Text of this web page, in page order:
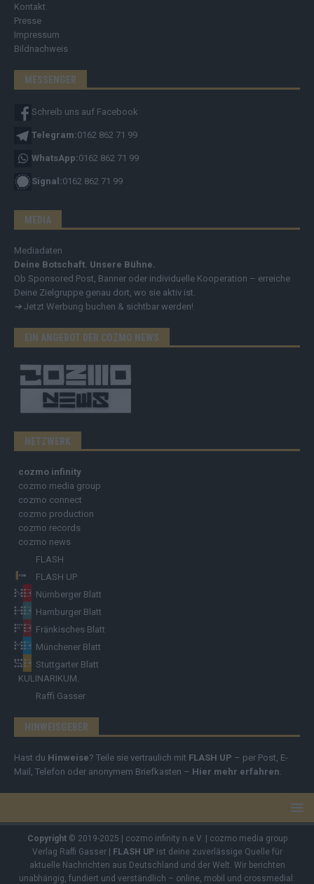
Kontakt
Presse
Impressum
Bildnachweis
MESSENGER
Schreib uns auf Facebook
Telegram:0162 862 71 99
WhatsApp:0162 862 71 99
Signal:0162 862 71 99
MEDIA
Mediadaten
Deine Botschaft. Unsere Bühne.
Ob Sponsored Post, Banner oder individuelle Kooperation – erreiche
Deine Zielgruppe genau dort, wo sie aktiv ist.
➔ Jetzt Werbung buchen & sichtbar werden!
EIN ANGEBOT DER COZMO NEWS
NETZWERK
cozmo infinity
cozmo media group
cozmo connect
cozmo production
cozmo records
cozmo news
FLASH
FLASH UP
Nürnberger Blatt
Hamburger Blatt
Fränkisches Blatt
Münchener Blatt
Stuttgarter Blatt
KULINARIKUM.
Raffi Gasser
HINWEISGEBER
Hast du Hinweise? Teile sie vertraulich mit FLASH UP – per Post, E-
Mail, Telefon oder anonymem Briefkasten – Hier mehr erfahren
Copyright© 2019-2025 | cozmo infinity n.e.V. | cozmo media group
Verlag Raffi Gasser | FLASH UPist deine zuverlässige Quelle für
aktuelle Nachrichten aus Deutschland und der Welt. Wir berichten
unabhängig, fundiert und verständlich – online, mobil und crossmedial.